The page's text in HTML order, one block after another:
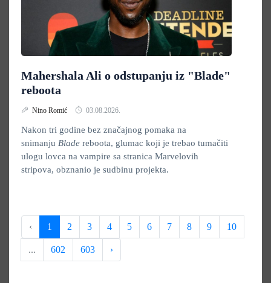
Mahershala Ali o odstupanju iz "Blade"
reboota
Nino Romić 03.08.2026.
Nakon tri godine bez značajnog pomaka na
snimanju Blade reboota, glumac koji je trebao tumačiti
ulogu lovca na vampire sa stranica Marvelovih
stripova, obznanio je sudbinu projekta.
‹ 1 2 3 4 5 6 7 8 9 10
... 602 603 ›